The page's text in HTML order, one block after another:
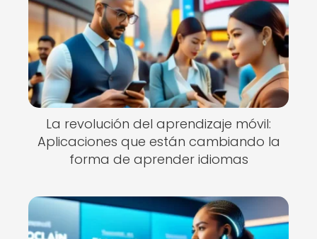
La revolución del aprendizaje móvil:
Aplicaciones que están cambiando la
forma de aprender idiomas